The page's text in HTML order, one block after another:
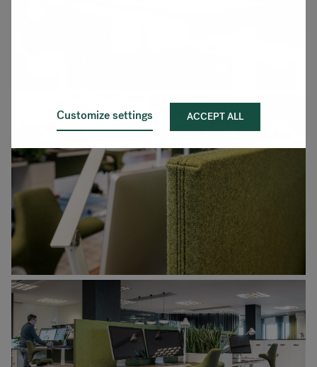
Customize settings ACCEPT ALL